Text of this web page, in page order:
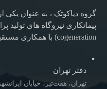
گروه دیاکوتک ، به عنوان
cogeneration) با همکاری مستقیم شرکت های همکاری خارجی
دفتر تهران
تهران، هفت‌تیر، خیابان